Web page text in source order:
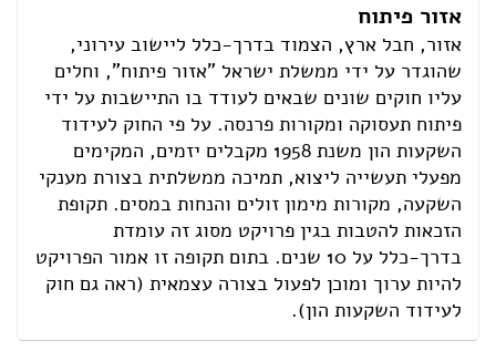
אזור פיתוח
אזור, חבל ארץ, הצמוד בדרך-כלל ליישוב עירוני,
שהוגדר על ידי ממשלת ישראל "אזור פיתוח", וחלים
עליו חוקים שונים שבאים לעודד בו התיישבות על ידי
פיתוח תעסוקה ומקורות פרנסה. על פי החוק לעידוד
השקעות הון משנת 1958 מקבלים יזמים, המקימים
מפעלי תעשייה ליצוא, תמיכה ממשלתית בצורת מענקי
השקעה, מקורות מימון זולים והנחות במסים. תקופת
הזכאות להטבות בגין פרויקט מסוג זה עומדת
בדרך-כלל על 10 שנים. בתום תקופה זו אמור הפרויקט
להיות ערוך ומוכן לפעול בצורה עצמאית (ראה גם חוק
לעידוד השקעות הון).